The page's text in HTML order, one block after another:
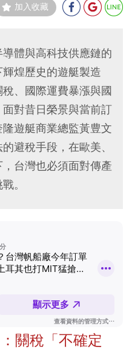
加入收藏
體與高科技供應鏈的
煌歷史的遊艇製造
、國際運費暴漲與國
對昔日榮景與當前訂
遊艇商業總監黃豊文
避稅手段，在歐美、
台灣也必須面對傳產
。
關稅「不確定